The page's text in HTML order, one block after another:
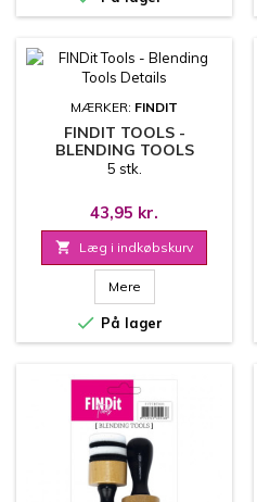
MÆRKER: FINDIT
FINDIT TOOLS -
BLENDING TOOLS
DETAILS
5 stk.
43,95 kr.
 Læg i indkøbskurv
Mere
 På lager